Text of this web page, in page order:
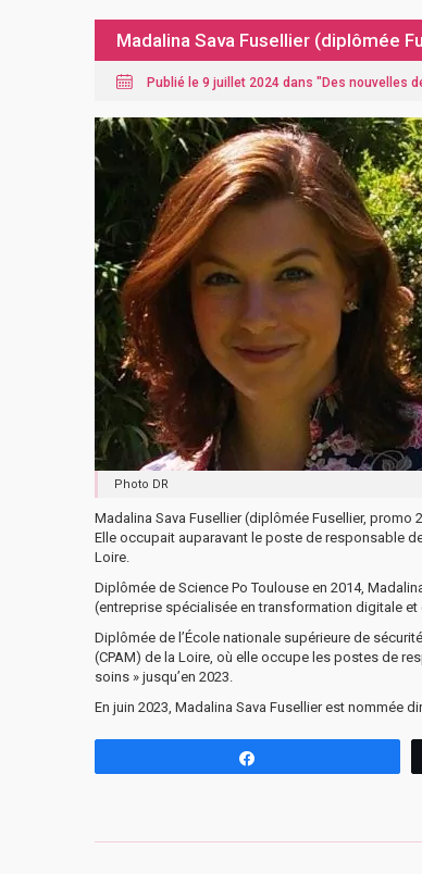
Madalina Sava Fusellier (diplômée
Publié le 9 juillet 2024 dans "Des nouvelles
Photo DR
Madalina Sava Fusellier (diplômée Fusellier, promo
Elle occupait auparavant le poste de responsable
Loire.
Diplômée de Science Po Toulouse en 2014,
(entreprise spécialisée en transformation digitale et
Diplômée de l’École nationale supérieure de
(CPAM) de la Loire, où elle occupe les postes de
soins » jusqu’en 2023.
En juin 2023, Madalina Sava Fusellier est nommée